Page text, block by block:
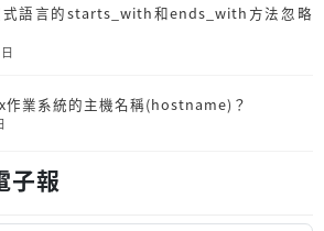
語言的starts_with和ends_with方法忽略
業系統的主機名稱(hostname)？
子報